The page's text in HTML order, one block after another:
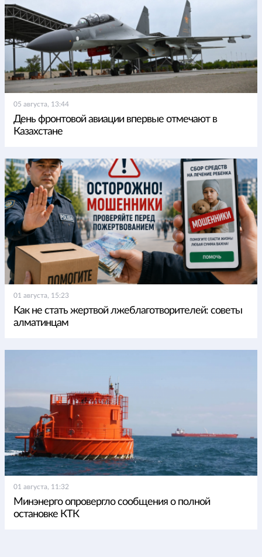
05 августа, 13:44
День фронтовой авиации впервые отмечают в
Казахстане
01 августа, 15:23
Как не стать жертвой лжеблаготворителей: советы
алматинцам
01 августа, 11:32
Минэнерго опровергло сообщения о полной
остановке КТК